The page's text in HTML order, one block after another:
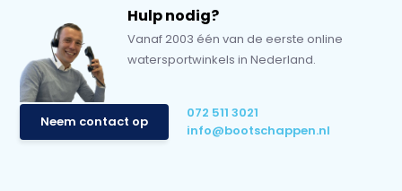
Hulp nodig?
Vanaf 2003 één van de eerste online
watersportwinkels in Nederland.
Neem contact op
072 511 3021
info@bootschappen.nl